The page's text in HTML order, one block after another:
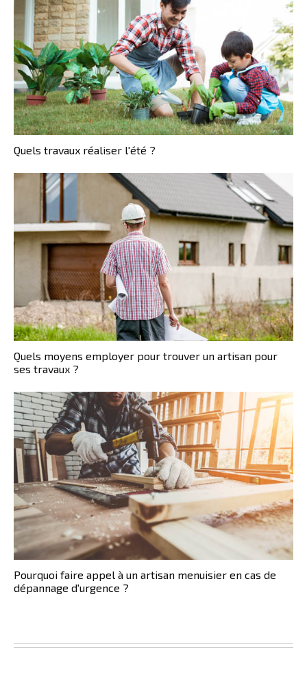
Quels travaux réaliser l'été ?
Quels moyens employer pour trouver un artisan pour
ses travaux ?
Pourquoi faire appel à un artisan menuisier en cas de
dépannage d'urgence ?